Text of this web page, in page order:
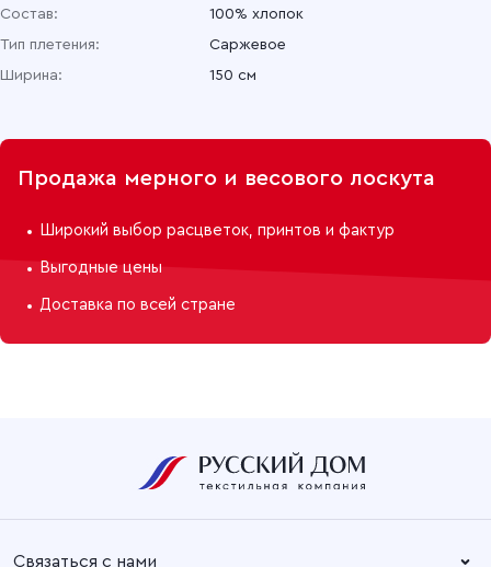
Саржа гладкокрашеная 150 см, 01 Василек
Состав:
100% хлопок
Тип плетения:
Саржевое
Ширина:
150 см
Продажа мерного и весового лоскута
Широкий выбор расцветок, принтов и фактур
Выгодные цены
Доставка по всей стране
Связаться с нами